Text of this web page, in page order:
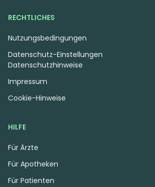
HILFE
Für Ärzte
Für Apotheken
Für Patienten
RECHTLICHES
Nutzungsbedingungen
Datenschutzhinweise
Impressum
Cookie-Hinweise
Datenschutz-Einstellungen